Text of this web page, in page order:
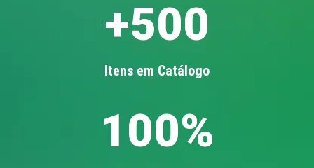
+500
Itens em Catálogo
100%